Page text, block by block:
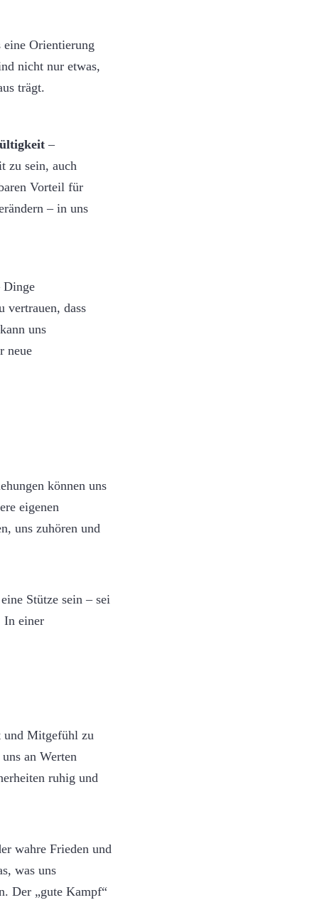
Orientierung
nicht nur etwas,
trägt.
–
zu sein, auch
Vorteil für
– in uns
Dinge
vertrauen, dass
uns
neue
können uns
eigenen
uns zuhören und
Stütze sein – sei
In einer
und Mitgefühl zu
an Werten
ruhig und
wahre Frieden und
was uns
Der „gute Kampf“